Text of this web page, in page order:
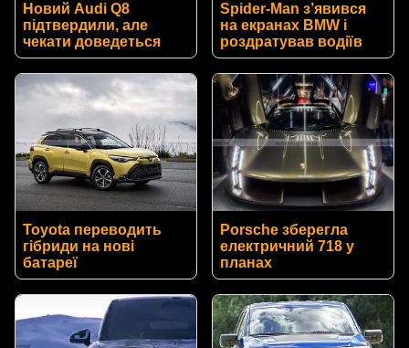
Новий Audi Q8
підтвердили, але
чекати доведеться
Spider-Man з’явився
на екранах BMW і
роздратував водіїв
Toyota переводить
гібриди на нові
батареї
Porsche зберегла
електричний 718 у
планах